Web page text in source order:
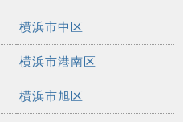
横浜市中区
横浜市港南区
横浜市旭区